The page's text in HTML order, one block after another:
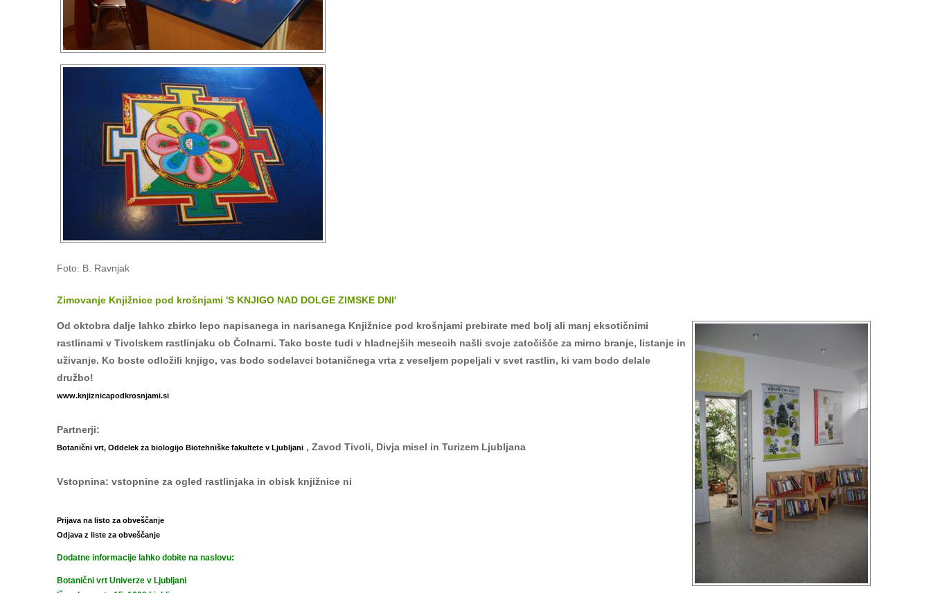
Foto: B. Ravnjak
Zimovanje Knjižnice pod krošnjami 'S KNJIGO NAD DOLGE ZIMSKE DNI'
Od oktobra dalje lahko zbirko lepo napisanega in narisanega Knjižnice pod krošnjami prebirate med bolj ali manj eksotičnimi
rastlinami v Tivolskem rastlinjaku ob Čolnarni. Tako boste tudi v hladnejših mesecih našli svoje zatočišče za mirno branje, listanje in
uživanje. Ko boste odložili knjigo, vas bodo sodelavci botaničnega vrta z veseljem popeljali v svet rastlin, ki vam bodo delale
družbo!
www.knjiznicapodkrosnjami.si
Partnerji:
Botanični vrt, Oddelek za biologijo Biotehniške fakultete v Ljubljani , Zavod Tivoli, Divja misel in Turizem Ljubljana
Vstopnina: vstopnine za ogled rastlinjaka in obisk knjižnice ni
Prijava na listo za obveščanje
Odjava z liste za obveščanje
Dodatne informacije lahko dobite na naslovu:
Botanični vrt Univerze v Ljubljani